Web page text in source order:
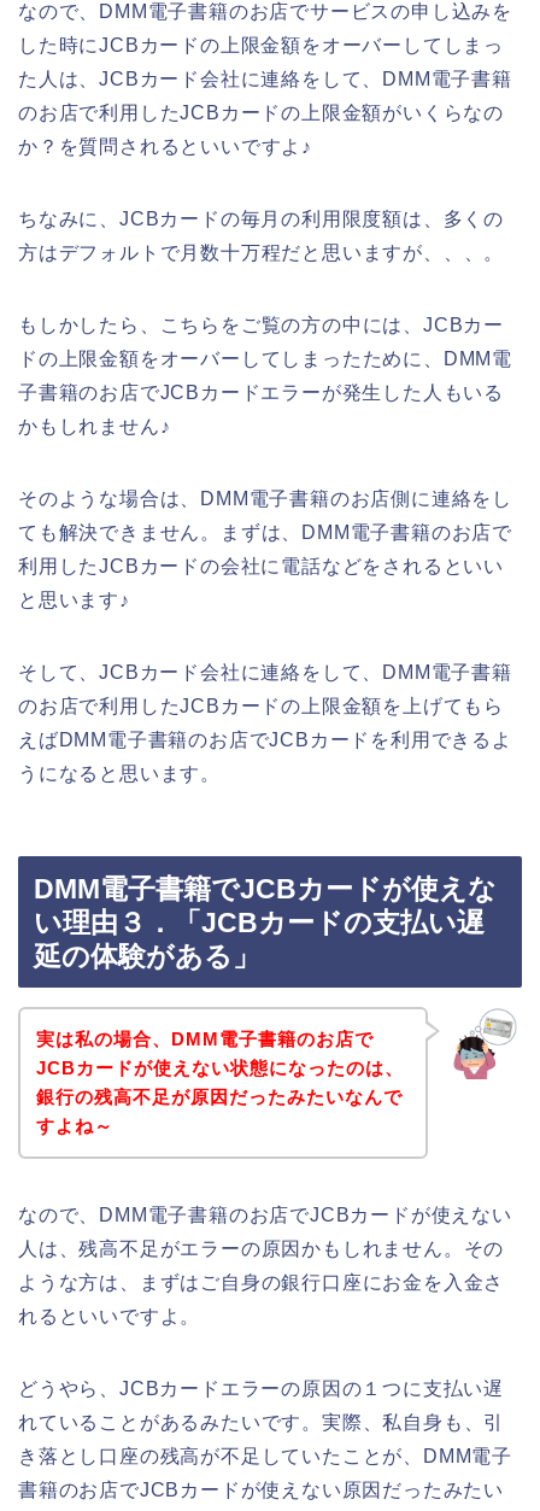
なので、DMM電子書籍のお店でサービスの申し込みを
した時にJCBカードの上限金額をオーバーしてしまっ
た人は、JCBカード会社に連絡をして、DMM電子書籍
のお店で利用したJCBカードの上限金額がいくらなの
か？を質問されるといいですよ♪
ちなみに、JCBカードの毎月の利用限度額は、多くの
方はデフォルトで月数十万程だと思いますが、、、。
もしかしたら、こちらをご覧の方の中には、JCBカー
ドの上限金額をオーバーしてしまったために、DMM電
子書籍のお店でJCBカードエラーが発生した人もいる
かもしれません♪
そのような場合は、DMM電子書籍のお店側に連絡をし
ても解決できません。まずは、DMM電子書籍のお店で
利用したJCBカードの会社に電話などをされるといい
と思います♪
そして、JCBカード会社に連絡をして、DMM電子書籍
のお店で利用したJCBカードの上限金額を上げてもら
えばDMM電子書籍のお店でJCBカードを利用できるよ
うになると思います。
DMM電子書籍でJCBカードが使えな
い理由３．「JCBカードの支払い遅
延の体験がある」
実は私の場合、DMM電子書籍のお店で
JCBカードが使えない状態になったのは、
銀行の残高不足が原因だったみたいなんで
すよね～
なので、DMM電子書籍のお店でJCBカードが使えない
人は、残高不足がエラーの原因かもしれません。その
ような方は、まずはご自身の銀行口座にお金を入金さ
れるといいですよ。
どうやら、JCBカードエラーの原因の１つに支払い遅
れていることがあるみたいです。実際、私自身も、引
き落とし口座の残高が不足していたことが、DMM電子
書籍のお店でJCBカードが使えない原因だったみたい